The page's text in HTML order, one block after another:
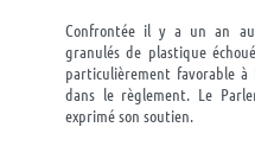
Confrontée il y a un an
granulés de plastique
particulièrement favorable
dans le règlement. Le
exprimé son soutien.